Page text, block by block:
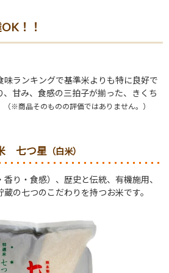
！！
味ランキングで基準米よりも特に良好で
、甘み、食感の三拍子が揃った、きくち
（※商品そのものの評価ではありません。）
七つ星 （白米）
り・食感）、歴史と伝統、有機施用、
の七つのこだわりを持つお米です。